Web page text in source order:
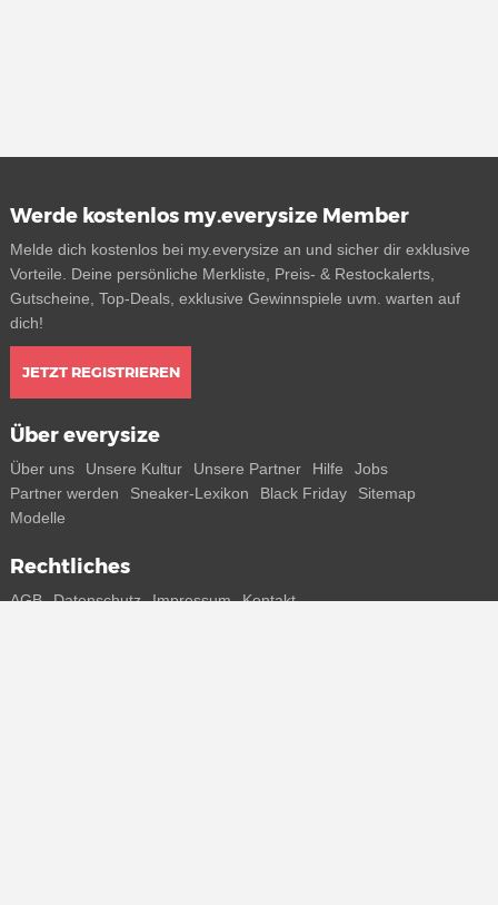
Werde kostenlos my.everysize Member
Melde dich kostenlos bei my.everysize an und sicher dir exklusive
Vorteile. Deine persönliche Merkliste, Preis- & Restockalerts,
Gutscheine, Top-Deals, exklusive Gewinnspiele uvm. warten auf
dich!
JETZT REGISTRIEREN
Über everysize
Über uns Unsere Kultur Unsere Partner Hilfe
Jobs
Partner werden
Sneaker-Lexikon Black Friday
Sitemap
Modelle
Rechtliches
AGB Datenschutz Impressum Kontakt